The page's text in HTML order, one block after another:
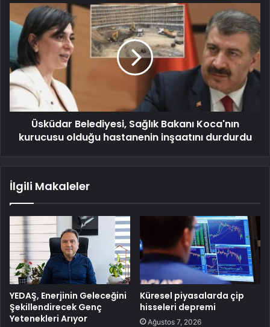
Üsküdar Belediyesi, Sağlık Bakanı Koca'nın
kurucusu olduğu hastanenin inşaatını durdurdu
İlgili Makaleler
YEDAŞ, Enerjinin Geleceğini
Şekillendirecek Genç
Yetenekleri Arıyor
Küresel piyasalarda çip
hisseleri depremi
Ağustos 7, 2026